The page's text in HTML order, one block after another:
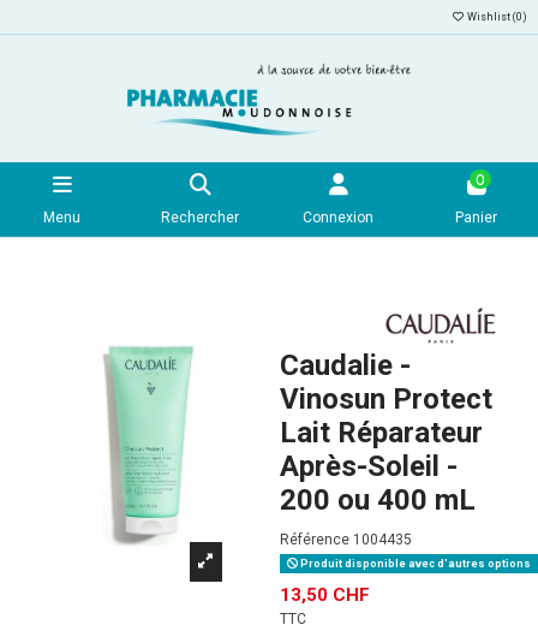
Wishlist (0)
Menu Rechercher Connexion
0
Panier
Caudalie -
Vinosun Protect
Lait Réparateur
Après-Soleil -
200 ou 400 mL
Référence 1004435
Produit disponible avec d'autres options
13,50 CHF
TTC